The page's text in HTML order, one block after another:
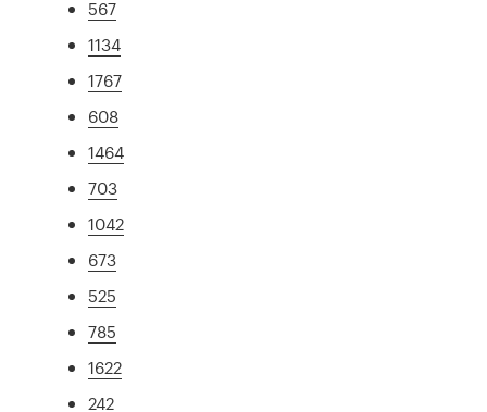
567
1134
1767
608
1464
703
1042
673
525
785
1622
242